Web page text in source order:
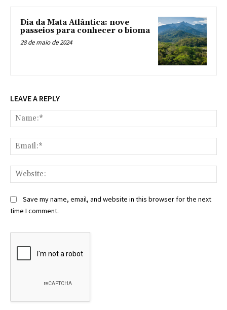
Dia da Mata Atlântica: nove
passeios para conhecer o bioma
28 de maio de 2024
LEAVE A REPLY
Save my name, email, and website in this browser for the next
time I comment.